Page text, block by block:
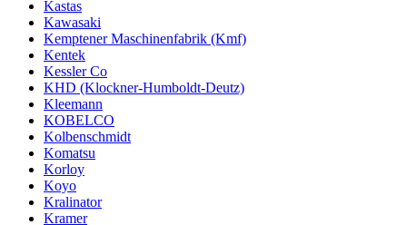
Kastas
Kawasaki
Kemptener Maschinenfabrik (Kmf)
Kentek
Kessler Co
KHD (Klockner-Humboldt-Deutz)
Kleemann
KOBELCO
Kolbenschmidt
Komatsu
Korloy
Koyo
Kralinator
Kramer